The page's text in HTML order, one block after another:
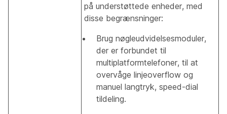
på understøttede enheder, med
disse begrænsninger:
Brug nøgleudvidelsesmoduler,
der er forbundet til
multiplatformtelefoner, til at
overvåge linjeoverflow og
manuel langtryk, speed-dial
tildeling.